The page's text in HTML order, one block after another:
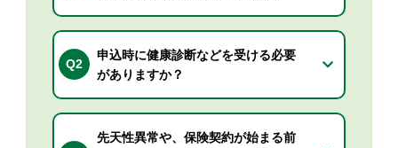
Q2
申込時に健康診断などを受ける必要
がありますか？
先天性異常や、保険契約が始まる前